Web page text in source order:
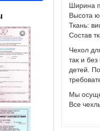
Ширина
Высота
Ткань:
Состав
Чехол
так и
детей.
Мы
Все